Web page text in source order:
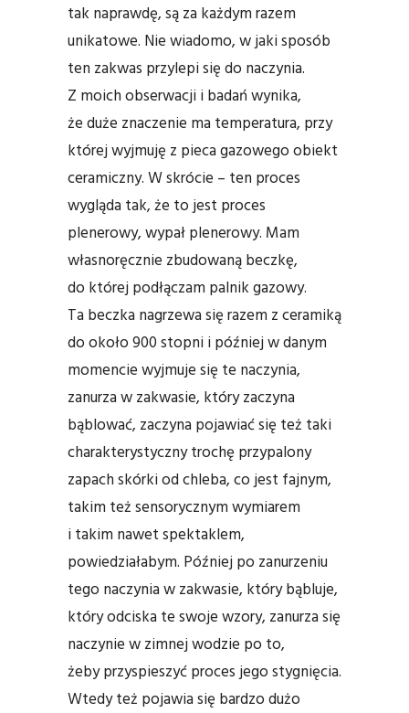
tak naprawdę, są za każdym razem
unikatowe. Nie wiadomo, w jaki sposób
ten zakwas przylepi się do naczynia.
Z moich obserwacji i badań wynika,
że duże znaczenie ma temperatura, przy
której wyjmuję z pieca gazowego obiekt
ceramiczny. W skrócie – ten proces
wygląda tak, że to jest proces
plenerowy, wypał plenerowy. Mam
własnoręcznie zbudowaną beczkę,
do której podłączam palnik gazowy.
Ta beczka nagrzewa się razem z ceramiką
do około 900 stopni i później w danym
momencie wyjmuje się te naczynia,
zanurza w zakwasie, który zaczyna
bąblować, zaczyna pojawiać się też taki
charakterystyczny trochę przypalony
zapach skórki od chleba, co jest fajnym,
takim też sensorycznym wymiarem
i takim nawet spektaklem,
powiedziałabym. Później po zanurzeniu
tego naczynia w zakwasie, który bąbluje,
który odciska te swoje wzory, zanurza się
naczynie w zimnej wodzie po to,
żeby przyspieszyć proces jego stygnięcia.
Wtedy też pojawia się bardzo dużo